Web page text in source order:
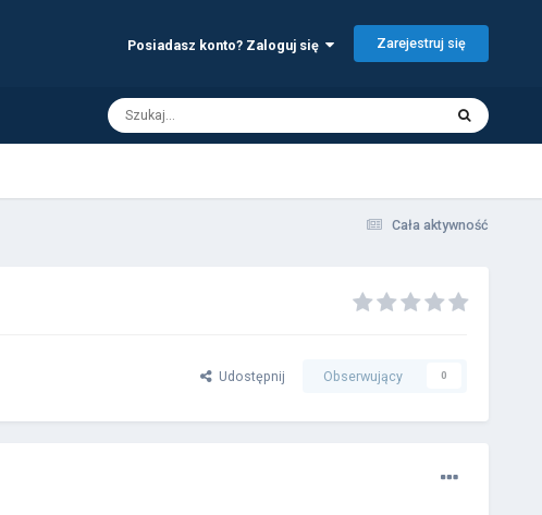
Posiadasz konto? Zaloguj się Zarejestruj się
Cała aktywność
Udostępnij Obserwujący 0